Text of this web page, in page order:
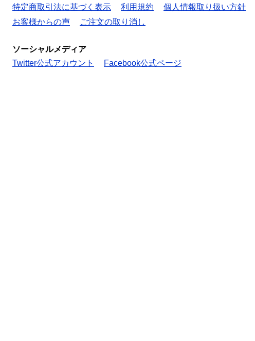
特定商取引法に基づく表示
利用規約 個人情報取り扱い方針
お客様からの声
ご注文の取り消し
ソーシャルメディア
Twitter公式アカウント
Facebook公式ページ